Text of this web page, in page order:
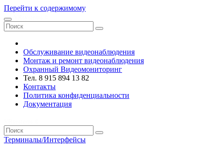
Перейти к содержимому
Обслуживание видеонаблюдения
Монтаж и ремонт видеонаблюдения
Охранный Видеомониторинг
Тел. 8 915 894 13 82
Контакты
Политика конфиденциальности
Документация
Терминалы/Интерфейсы